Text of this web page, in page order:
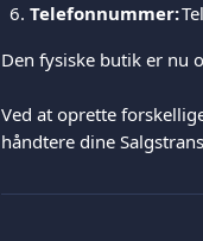
Telefonnummer:
Den fysiske butik er nu
Ved at oprette
håndtere dine